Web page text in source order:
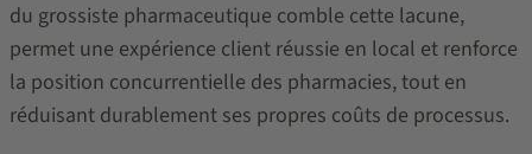
du grossiste pharmaceutique comble cette lacune,
permet une expérience client réussie en local et renforce
la position concurrentielle des pharmacies, tout en
réduisant durablement ses propres coûts de processus.